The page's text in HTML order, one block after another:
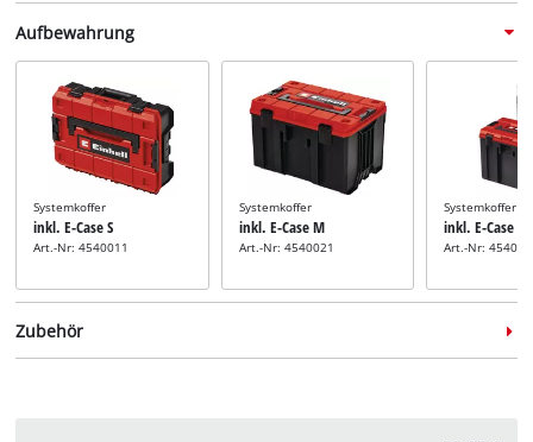
Aufbewahrung
Systemkoffer
inkl. E-Case S
Art.-Nr: 4540011
Systemkoffer
inkl. E-Case M
Art.-Nr: 4540021
Systemkoffer
inkl. E-Case L
Art.-Nr:
Zubehör